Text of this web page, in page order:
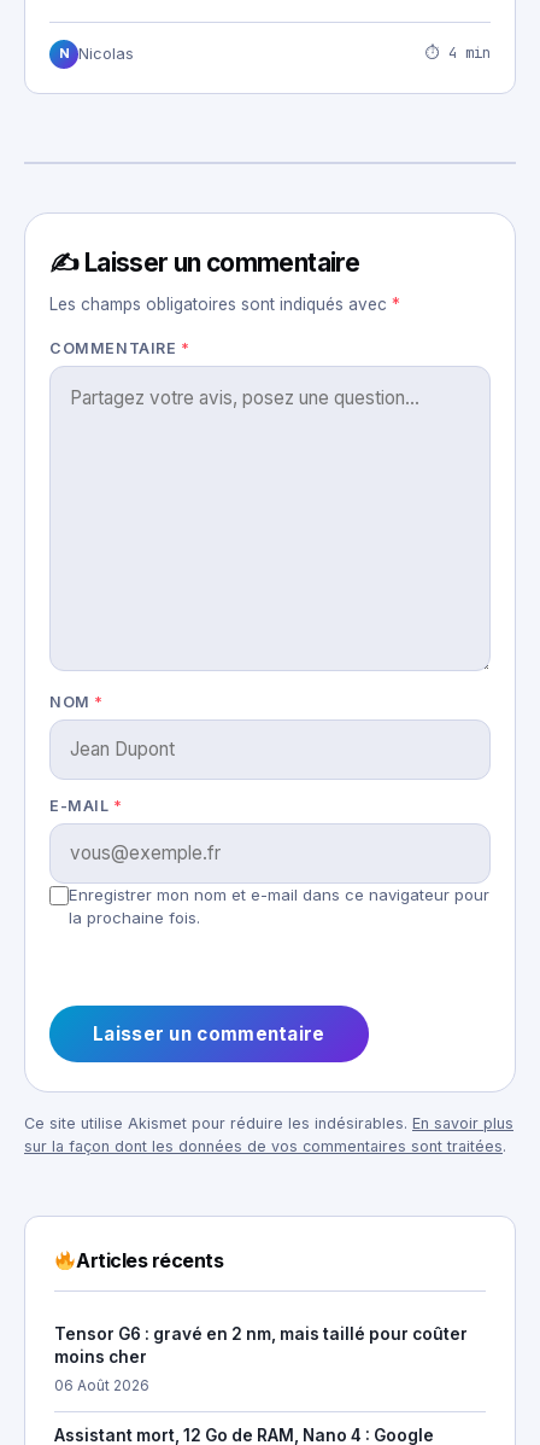
N Nicolas ⏱ 4 min
✍️ Laisser un commentaire
Les champs obligatoires sont indiqués avec *
COMMENTAIRE *
NOM *
E-MAIL *
Enregistrer mon nom et e-mail dans ce navigateur pour
la prochaine fois.
Ce site utilise Akismet pour réduire les indésirables. En savoir plus
sur la façon dont les données de vos commentaires sont traitées.
Articles récents
Tensor G6 : gravé en 2 nm, mais taillé pour coûter
moins cher
06 Août 2026
Assistant mort, 12 Go de RAM, Nano 4 : Google